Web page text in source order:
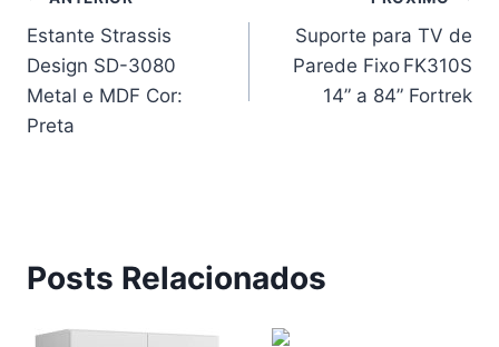
de
Post
Estante Strassis
Design SD-3080
Metal e MDF Cor:
Preta
Suporte para TV de
Parede Fixo FK310S
14” a 84” Fortrek
Posts Relacionados